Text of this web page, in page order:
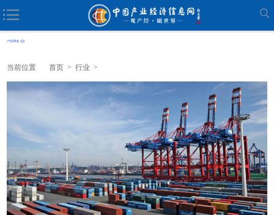
当前位置 首页 > 行业 >